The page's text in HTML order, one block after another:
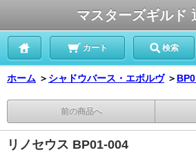
マスターズギルド
カート 検索
ホーム ＞ シャドウバース・エボルヴ ＞
前の商品へ
リノセウス BP01-004